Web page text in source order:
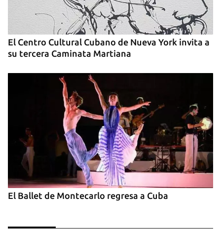
El Centro Cultural Cubano de Nueva York invita a
su tercera Caminata Martiana
El Ballet de Montecarlo regresa a Cuba